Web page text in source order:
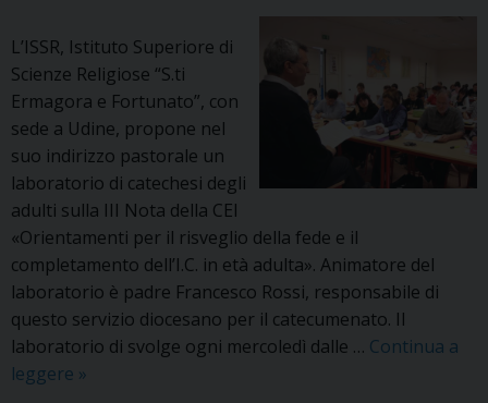
L’ISSR, Istituto Superiore di
Scienze Religiose “S.ti
Ermagora e Fortunato”, con
sede a Udine, propone nel
suo indirizzo pastorale un
laboratorio di catechesi degli
adulti sulla III Nota della CEI
«Orientamenti per il risveglio della fede e il
completamento dell’I.C. in età adulta». Animatore del
laboratorio è padre Francesco Rossi, responsabile di
questo servizio diocesano per il catecumenato. Il
laboratorio di svolge ogni mercoledì dalle … Continua a
leggere All’ISSR
»